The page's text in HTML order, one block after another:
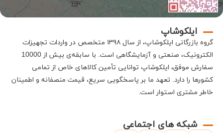
ایلکوشاپ
گروه بازرگانی ایلکوشاپ
، از سال ۱۳۹۸ متخصص در واردات تجهیزات
الکترونیک، صنعتی و آزمایشگاهی است.
با سابقه‌ی بیش از 10000
سفارش موفق، ایلکوشاپ توانایی تأمین کالاهای خاص از تمامی
کشورها را دارد. تعهد ما بر پاسخگویی سریع، قیمت منصفانه و اطمینان
خاطر مشتری استوار است.
شبکه های اجتماعی